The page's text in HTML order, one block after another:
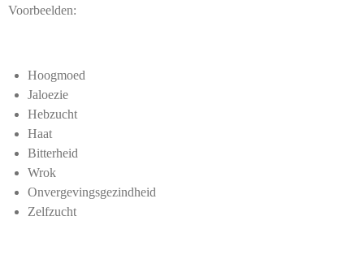
Voorbeelden:
Hoogmoed
Jaloezie
Hebzucht
Haat
Bitterheid
Wrok
Onvergevingsgezindheid
Zelfzucht